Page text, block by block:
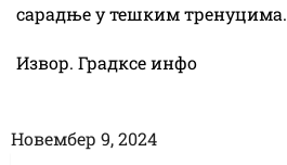
сарадње у тешким тренуцима.
Извор. Градксе инфо
Новембер 9, 2024